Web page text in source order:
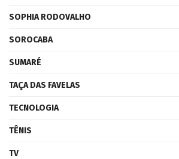
SOPHIA RODOVALHO
SOROCABA
SUMARÉ
TAÇA DAS FAVELAS
TECNOLOGIA
TÊNIS
TV